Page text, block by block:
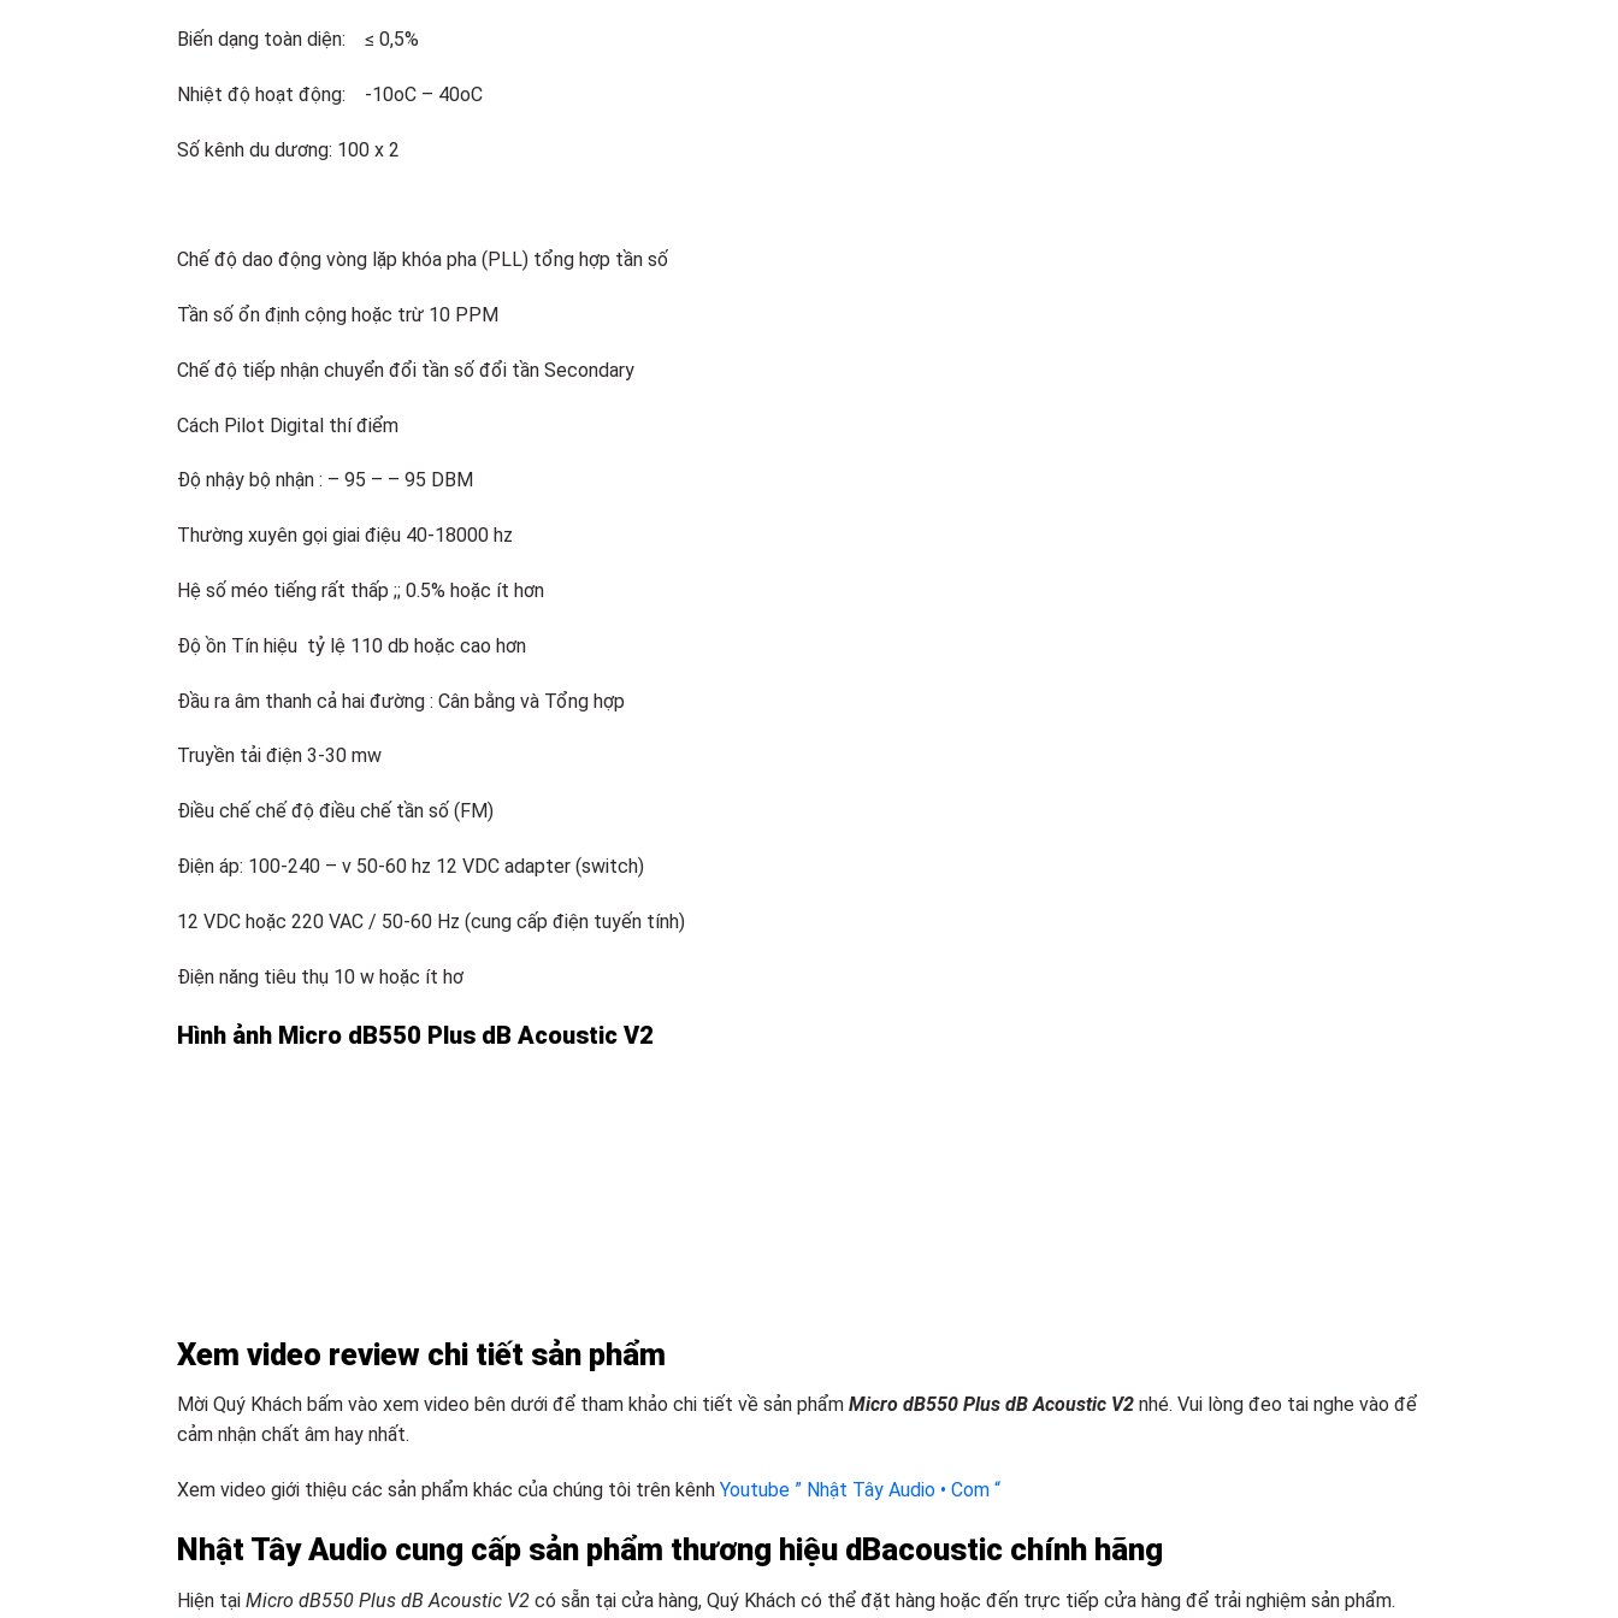
Biến dạng toàn diện: ≤ 0,5%
Nhiệt độ hoạt động: -10oC – 40oC
Số kênh du dương: 100 x 2
Chế độ dao động vòng lặp khóa pha (PLL) tổng hợp tần số
Tần số ổn định cộng hoặc trừ 10 PPM
Chế độ tiếp nhận chuyển đổi tần số đổi tần Secondary
Cách Pilot Digital thí điểm
Độ nhậy bộ nhận : – 95 – – 95 DBM
Thường xuyên gọi giai điệu 40-18000 hz
Hệ số méo tiếng rất thấp ;; 0.5% hoặc ít hơn
Độ ồn Tín hiệu tỷ lệ 110 db hoặc cao hơn
Đầu ra âm thanh cả hai đường : Cân bằng và Tổng hợp
Truyền tải điện 3-30 mw
Điều chế chế độ điều chế tần số (FM)
Điện áp: 100-240 – v 50-60 hz 12 VDC adapter (switch)
12 VDC hoặc 220 VAC / 50-60 Hz (cung cấp điện tuyến tính)
Điện năng tiêu thụ 10 w hoặc ít hơ
Hình ảnh Micro dB550 Plus dB Acoustic V2
Xem video review chi tiết sản phẩm
Mời Quý Khách bấm vào xem video bên dưới để tham khảo chi tiết về sản phẩm Micro dB550 Plus dB Acoustic V2 nhé. Vui lòng đeo tai nghe vào để
cảm nhận chất âm hay nhất.
Xem video giới thiệu các sản phẩm khác của chúng tôi trên kênh Youtube ” Nhật Tây Audio • Com “
Nhật Tây Audio cung cấp sản phẩm thương hiệu dBacoustic chính hãng
Hiện tại Micro dB550 Plus dB Acoustic V2 có sẵn tại cửa hàng, Quý Khách có thể đặt hàng hoặc đến trực tiếp cửa hàng để trải nghiệm sản phẩm.